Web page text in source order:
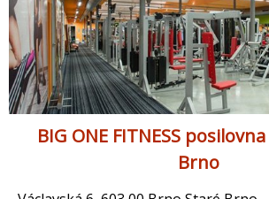
BIG ONE FITNESS
Brno